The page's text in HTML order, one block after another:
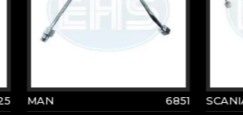
MAN
6851